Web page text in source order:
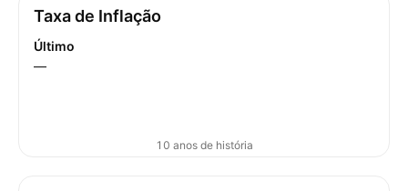
Taxa de Inflação
Último
—
10 anos de história